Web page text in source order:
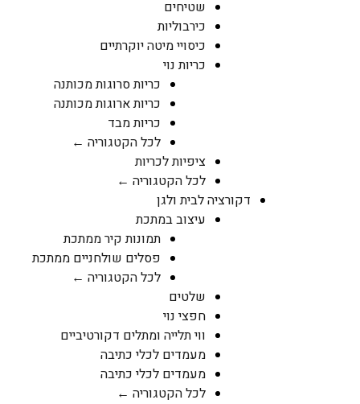
שטיחים
כירבוליות
כיסויי מיטה יוקרתיים
כריות נוי
כריות סרוגות מכותנה
כריות ארוגות מכותנה
כריות מבד
לכל הקטגוריה ←
ציפיות לכריות
לכל הקטגוריה ←
דקורציה לבית ולגן
עיצוב במתכת
תמונות קיר ממתכת
פסלים שולחניים ממתכת
לכל הקטגוריה ←
שלטים
חפצי נוי
ווי תלייה ומתלים דקורטיביים
מעמדים לכלי כתיבה
מעמדים לכלי כתיבה
לכל הקטגוריה ←